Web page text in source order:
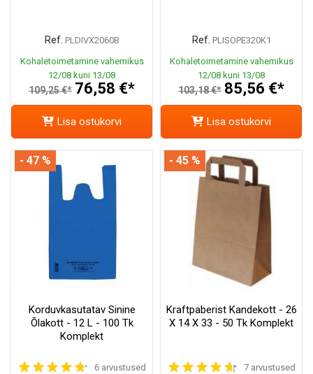
Ref. PLDIVX2060B
Kohaletoimetamine vahemikus
12/08 kuni 13/08
109,25 €* 76,58 €*
Lisa ostukorvi
Ref. PLISOPE320K1
Kohaletoimetamine vahemikus
12/08 kuni 13/08
103,18 €* 85,56 €*
Lisa ostukorvi
Korduvkasutatav Sinine
Õlakott - 12 L - 100 Tk
Komplekt
6 arvustused
- 47 %
Kraftpaberist Kandekott - 26
X 14 X 33 - 50 Tk Komplekt
7 arvustused
- 45 %